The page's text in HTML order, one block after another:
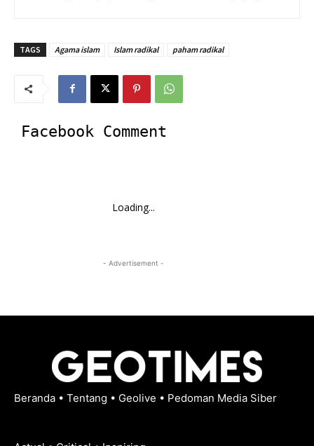
TAGS Agama islam Islam radikal paham radikal
Facebook Comment
Loading...
- Advertisement -
Beranda • Tentang • Geolive • Pedoman Media Siber